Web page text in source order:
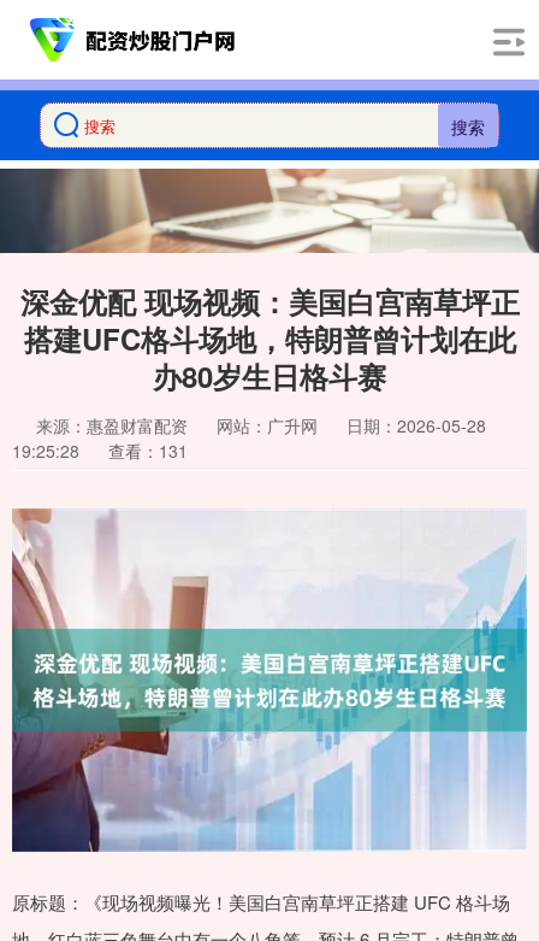
搜索
深金优配 现场视频：美国白宫南草坪正
搭建UFC格斗场地，特朗普曾计划在此
办80岁生日格斗赛
来源：惠盈财富配资 网站：广升网
日期：2026-05-28
19:25:28
查看：131
原标题：《现场视频曝光！美国白宫南草坪正搭建 UFC 格斗场